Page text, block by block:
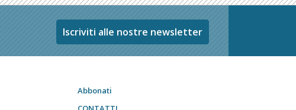
Iscriviti alle nostre newsletter
Abbonati